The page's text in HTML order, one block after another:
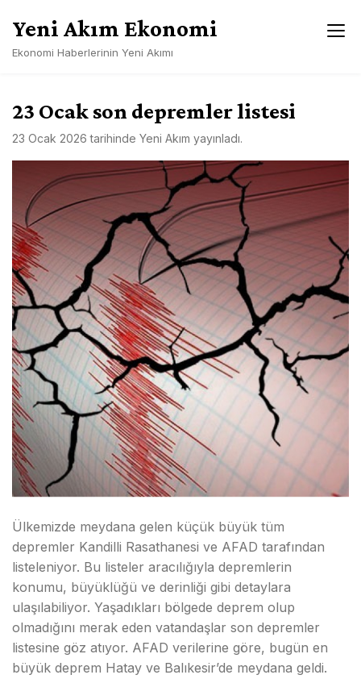
content
Yeni Akım Ekonomi
Ekonomi Haberlerinin Yeni Akımı
23 Ocak son depremler listesi
23 Ocak 2026 tarihinde Yeni Akım yayınladı.
Ülkemizde meydana gelen küçük büyük tüm
depremler Kandilli Rasathanesi ve AFAD tarafından
listeleniyor. Bu listeler aracılığıyla depremlerin
konumu, büyüklüğü ve derinliği gibi detaylara
ulaşılabiliyor. Yaşadıkları bölgede deprem olup
olmadığını merak eden vatandaşlar son depremler
listesine göz atıyor. AFAD verilerine göre, bugün en
büyük deprem Hatay ve Balıkesir’de meydana geldi.